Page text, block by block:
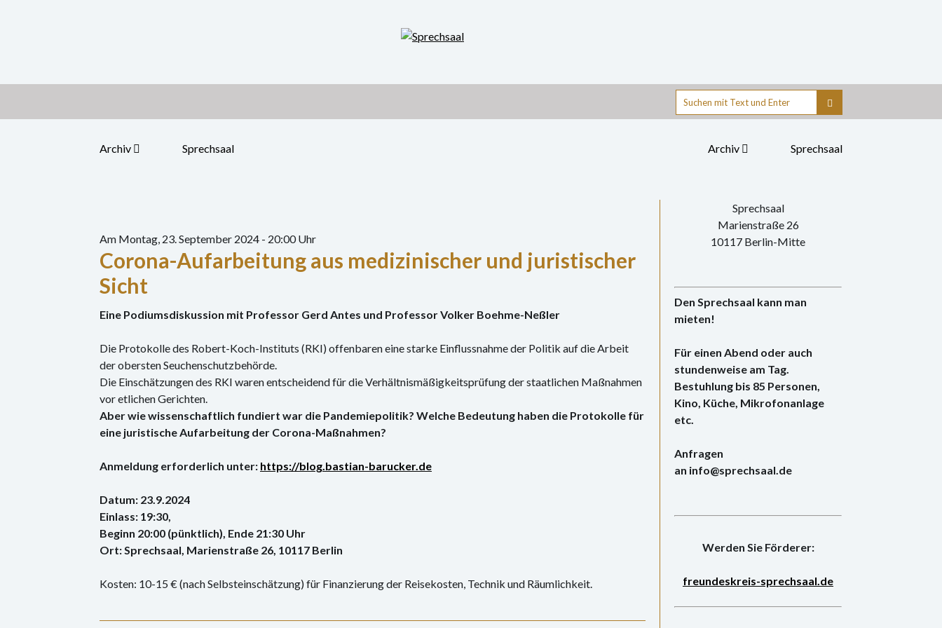
Suche
nach:
Archiv Sprechsaal Archiv Sprechsaal
Am Montag, 23. September 2024 - 20:00 Uhr
Corona-Aufarbeitung aus medizinischer und juristischer
Sicht
Eine Podiumsdiskussion mit Professor Gerd Antes und Professor Volker Boehme-Neßler
Die Protokolle des Robert-Koch-Instituts (RKI) offenbaren eine starke Einflussnahme der Politik auf die Arbeit
der obersten Seuchenschutzbehörde.
Die Einschätzungen des RKI waren entscheidend für die Verhältnismäßigkeitsprüfung der staatlichen Maßnahmen
vor etlichen Gerichten.
Aber wie wissenschaftlich fundiert war die Pandemiepolitik? Welche Bedeutung haben die Protokolle für
eine juristische Aufarbeitung der Corona-Maßnahmen?
Anmeldung erforderlich unter: https://blog.bastian-barucker.de
Datum: 23.9.2024
Einlass: 19:30,
Beginn 20:00 (pünktlich), Ende 21:30 Uhr
Ort: Sprechsaal, Marienstraße 26, 10117 Berlin
Kosten: 10-15 € (nach Selbsteinschätzung) für Finanzierung der Reisekosten, Technik und Räumlichkeit.
Sprechsaal
Marienstraße 26
10117 Berlin-Mitte
Den Sprechsaal kann man
mieten!
Für einen Abend oder auch
stundenweise am Tag.
Bestuhlung bis 85 Personen,
Kino, Küche, Mikrofonanlage
etc.
Anfragen
an info@sprechsaal.de
Werden Sie Förderer:
freundeskreis-sprechsaal.de